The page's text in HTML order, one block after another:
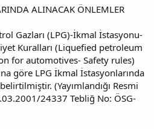
ALINACAK ÖNLEMLER
Gazları (LPG)-İkmal İstasyonu-
Kuralları (Liquefied petroleum
for automotives- Safety rules)
göre LPG İkmal İstasyonlarında
(Yayımlandığı Resmi
24337 Tebliğ No: ÖSG-